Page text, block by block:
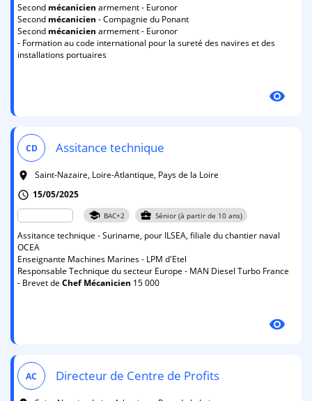
Second mécanicien armement - Euronor
Second mécanicien - Compagnie du Ponant
Second mécanicien armement - Euronor
- Formation au code international pour la sureté des navires et des
installations portuaires
visibility
CD Assitance technique
room
Saint-Nazaire, Loire-Atlantique, Pays de la Loire
schedule 15/05/2025
school BAC+2 business_center Sénior (à partir de 10 ans)
Assitance technique - Suriname, pour ILSEA, filiale du chantier naval
OCEA
Enseignante Machines Marines - LPM d'Etel
Responsable Technique du secteur Europe - MAN Diesel Turbo France
- Brevet de Chef Mécanicien 15 000
visibility
AC Directeur de Centre de Profits